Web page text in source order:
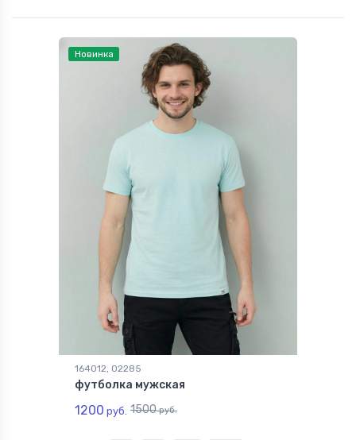
Новинка
164012, 02285
футболка мужская
1200 руб. 1500руб.